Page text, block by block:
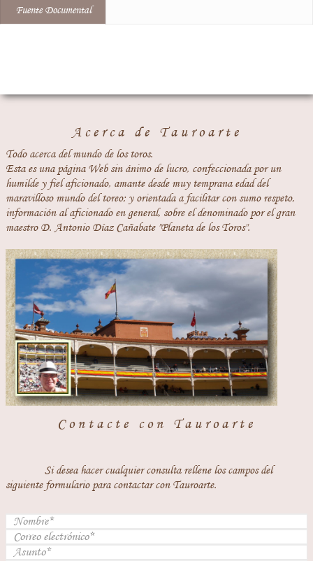
Fuente Documental
Acerca de Tauroarte
Todo acerca del mundo de los toros.
Esta es una página Web sin ánimo de lucro, confeccionada por un
humilde y fiel aficionado, amante desde muy temprana edad del
maravilloso mundo del toreo; y orientada a facilitar con sumo respeto,
información al aficionado en general, sobre el denominado por el gran
maestro D. Antonio Díaz Cañabate "Planeta de los Toros".
Contacte con Tauroarte
Si desea hacer cualquier consulta rellene los campos del
siguiente formulario para contactar con Tauroarte.